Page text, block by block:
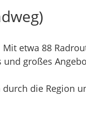
etwa 88
großes
die Region